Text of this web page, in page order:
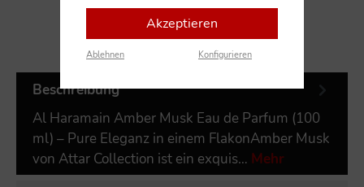
Beschreibung
Al Haramain Amber Musk Eau de Parfum (100
ml) – Pure Eleganz in einem FlakonAmber Musk
von Attar Collection ist ein exquis… Mehr
Akzeptieren
Ablehnen Konfigurieren